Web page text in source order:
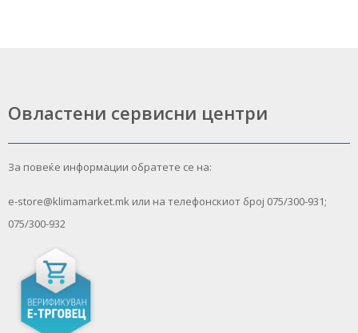
Овластени сервисни центри
За повеќе информации обратете се на:
e-store@klimamarket.mk или на телефонскиот број 075/300-931;
075/300-932